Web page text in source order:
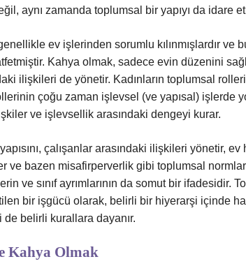
aynı zamanda toplumsal bir yapıyı da idare
ev işlerinden sorumlu kılınmışlardır ve
Kahya olmak, sadece evin düzenini
ilişkileri de yönetir. Kadınların toplumsal
çoğu zaman işlevsel (ve yapısal) işlerde
ve işlevsellik arasındaki dengeyi kurar.
çalışanlar arasındaki ilişkileri yönetir,
ve bazen misafirperverlik gibi toplumsal
ve sınıf ayrımlarının da somut bir ifadesidir.
bir işgücü olarak, belirli bir hiyerarşi içinde
belirli kurallara dayanır.
Kahya Olmak